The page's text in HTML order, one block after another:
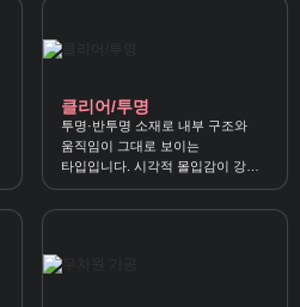
클리어/투명
투명·반투명 소재로 내부 구조와
움직임이 그대로 보이는
타입입니다. 시각적 몰입감이 강해
“보는 재미”까지 자극이 되는
제품들이에요.